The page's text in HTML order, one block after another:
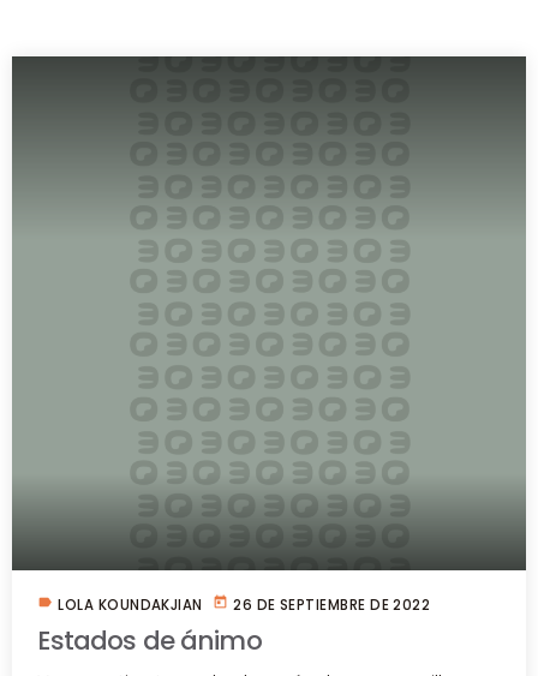
label LOLA KOUNDAKJIAN today 26 DE SEPTIEMBRE DE 2022
Estados de ánimo